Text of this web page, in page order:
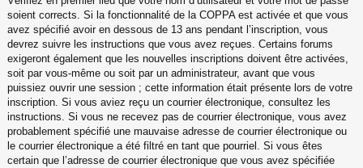
soient corrects. Si la fonctionnalité de la COPPA est activée et que vous
avez spécifié avoir en dessous de 13 ans pendant l’inscription, vous
devrez suivre les instructions que vous avez reçues. Certains forums
exigeront également que les nouvelles inscriptions doivent être activées,
soit par vous-même ou soit par un administrateur, avant que vous
puissiez ouvrir une session ; cette information était présente lors de votre
inscription. Si vous aviez reçu un courrier électronique, consultez les
instructions. Si vous ne recevez pas de courrier électronique, vous avez
probablement spécifié une mauvaise adresse de courrier électronique ou
le courrier électronique a été filtré en tant que pourriel. Si vous êtes
certain que l’adresse de courrier électronique que vous avez spécifiée